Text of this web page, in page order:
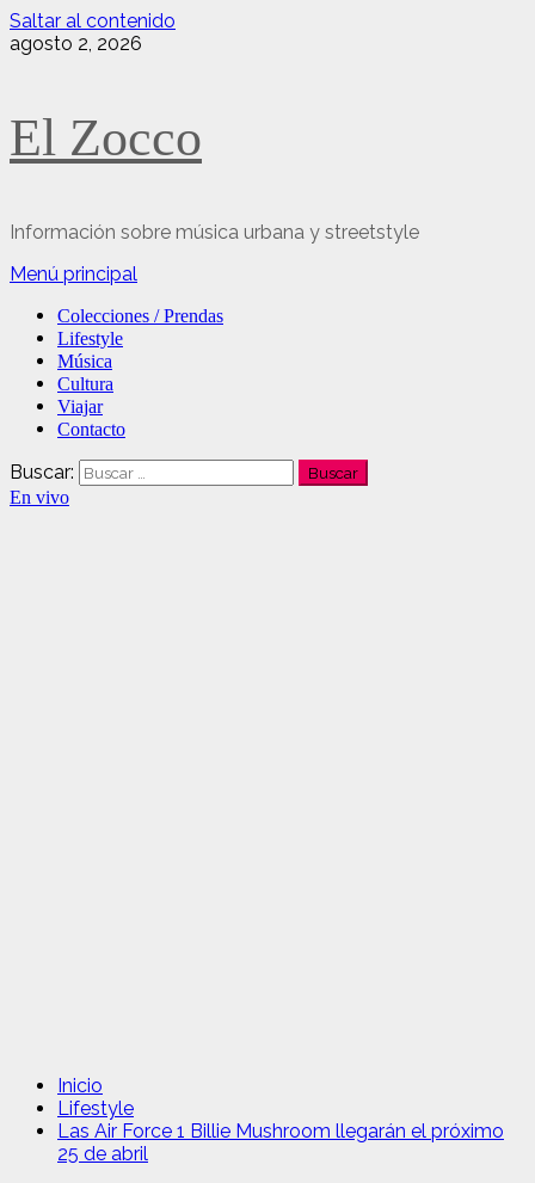
Saltar al contenido
agosto 2, 2026
El Zocco
Información sobre música urbana y streetstyle
Menú principal
Colecciones / Prendas
Lifestyle
Música
Cultura
Viajar
Contacto
Buscar:
En vivo
Inicio
Lifestyle
Las Air Force 1 Billie Mushroom llegarán el próximo
25 de abril